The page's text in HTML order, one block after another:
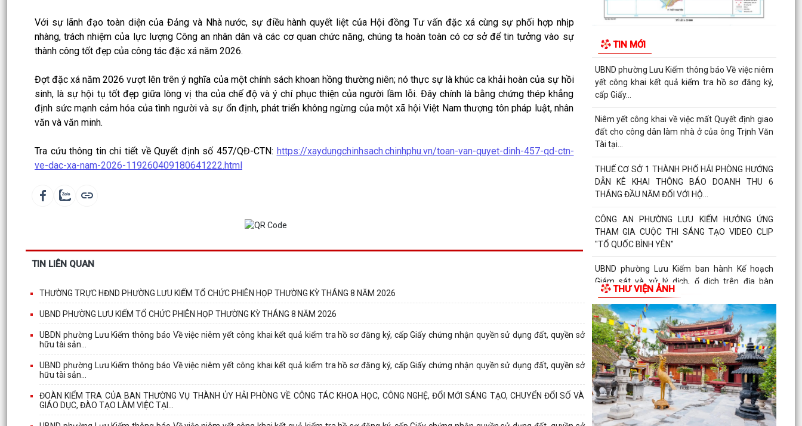
Với sự lãnh đạo toàn diện của Đảng và Nhà nước, sự điều hành quyết liệt của Hội đồng Tư vấn đặc xá cùng sự phối hợp nhịp
nhàng, trách nhiệm của lực lượng Công an nhân dân và các cơ quan chức năng, chúng ta hoàn toàn có cơ sở để tin tưởng vào sự
thành công tốt đẹp của công tác đặc xá năm 2026.
Đợt đặc xá năm 2026 vượt lên trên ý nghĩa của một chính sách khoan hồng thường niên; nó thực sự là khúc ca khải hoàn của sự hồi
sinh, là sự hội tụ tốt đẹp giữa lòng vị tha của chế độ và ý chí phục thiện của người lầm lỗi. Đây chính là bằng chứng thép khẳng
định sức mạnh cảm hóa của tình người và sự ổn định, phát triển không ngừng của một xã hội Việt Nam thượng tôn pháp luật, nhân
văn và văn minh.
Tra cứu thông tin chi tiết về Quyết định số 457/QĐ-CTN: https://xaydungchinhsach.chinhphu.vn/toan-van-quyet-dinh-457-qd-ctn-
ve-dac-xa-nam-2026-119260409180641222.html
TIN LIÊN QUAN
THƯỜNG TRỰC HĐND PHƯỜNG LƯU KIẾM TỔ CHỨC PHIÊN HỌP THƯỜNG KỲ THÁNG 8 NĂM 2026
UBND PHƯỜNG LƯU KIẾM TỔ CHỨC PHIÊN HỌP THƯỜNG KỲ THÁNG 8 NĂM 2026
UBDN phường Lưu Kiếm thông báo Về việc niêm yết công khai kết quả kiểm tra hồ sơ đăng ký, cấp Giấy chứng nhận quyền sử dụng đất, quyền sở
hữu tài sản...
UBND phường Lưu Kiếm thông báo Về việc niêm yết công khai kết quả kiểm tra hồ sơ đăng ký, cấp Giấy chứng nhận quyền sử dụng đất, quyền sở
hữu tài sản...
ĐOÀN KIỂM TRA CỦA BAN THƯỜNG VỤ THÀNH ỦY HẢI PHÒNG VỀ CÔNG TÁC KHOA HỌC, CÔNG NGHỆ, ĐỔI MỚI SÁNG TẠO, CHUYỂN ĐỔI SỐ VÀ
GIÁO DỤC, ĐÀO TẠO LÀM VIỆC TẠI...
TIN MỚI
ĐOÀN KIỂM TRA CỦA BAN THƯỜNG VỤ THÀNH
NGHỆ, ĐỔI MỚI SÁNG...
UBND phường Lưu Kiếm thông báo Về việc niêm
yết công khai kết quả kiểm tra hồ sơ đăng ký,
cấp Giấy...
Niêm yết công khai về việc mất Quyết định giao
đất cho công dân làm nhà ở của ông Trịnh Văn
Tài tại...
THUẾ CƠ SỞ 1 THÀNH PHỐ HẢI PHÒNG HƯỚNG
DẪN KÊ KHAI THÔNG BÁO DOANH THU 6
THÁNG ĐẦU NĂM ĐỐI VỚI HỘ...
CÔNG AN PHƯỜNG LƯU KIẾM HƯỞNG ỨNG
THAM GIA CUỘC THI SÁNG TẠO VIDEO CLIP
"TỔ QUỐC BÌNH YÊN"
UBND phường Lưu Kiếm ban hành Kế hoạch
Giám sát và xử lý dịch, ổ dịch trên địa bàn
phường Lưu Kiếm
UBND phường Lưu Kiếm ban hành Quyết định về
việc giao đất có thu tiền sử dụng đất
UBND phường Lưu Kiếm ban hành các quyết
đinh về việc giao đất có thu tiền sử dụng đất đợt
ngày...
Niêm yết công khai danh sách đề nghị hưởng hỗ
trợ theo Nghị quyết 04/2026/NQ-HĐND đợt 1
THƯ VIỆN ẢNH